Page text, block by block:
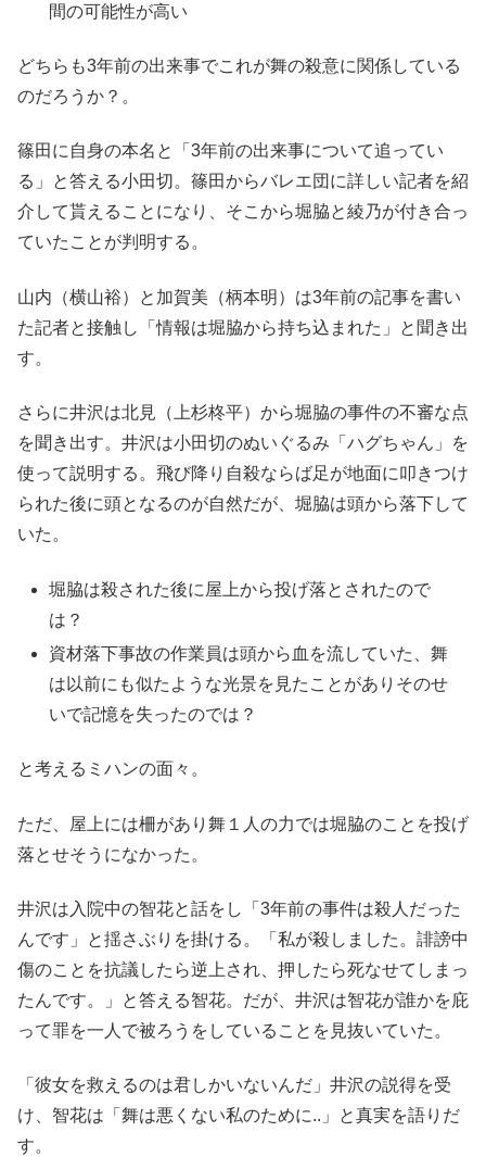
間の可能性が高い
どちらも3年前の出来事でこれが舞の殺意に関係している
のだろうか？。
篠田に自身の本名と「3年前の出来事について追ってい
る」と答える小田切。篠田からバレエ団に詳しい記者を紹
介して貰えることになり、そこから堀脇と綾乃が付き合っ
ていたことが判明する。
山内（横山裕）と加賀美（柄本明）は3年前の記事を書い
た記者と接触し「情報は堀脇から持ち込まれた」と聞き出
す。
さらに井沢は北見（上杉柊平）から堀脇の事件の不審な点
を聞き出す。井沢は小田切のぬいぐるみ「ハグちゃん」を
使って説明する。飛び降り自殺ならば足が地面に叩きつけ
られた後に頭となるのが自然だが、堀脇は頭から落下して
いた。
堀脇は殺された後に屋上から投げ落とされたので
は？
資材落下事故の作業員は頭から血を流していた、舞
は以前にも似たような光景を見たことがありそのせ
いで記憶を失ったのでは？
と考えるミハンの面々。
ただ、屋上には柵があり舞１人の力では堀脇のことを投げ
落とせそうになかった。
井沢は入院中の智花と話をし「3年前の事件は殺人だった
んです」と揺さぶりを掛ける。「私が殺しました。誹謗中
傷のことを抗議したら逆上され、押したら死なせてしまっ
たんです。」と答える智花。だが、井沢は智花が誰かを庇
って罪を一人で被ろうをしていることを見抜いていた。
「彼女を救えるのは君しかいないんだ」井沢の説得を受
け、智花は「舞は悪くない私のために..」と真実を語りだ
す。